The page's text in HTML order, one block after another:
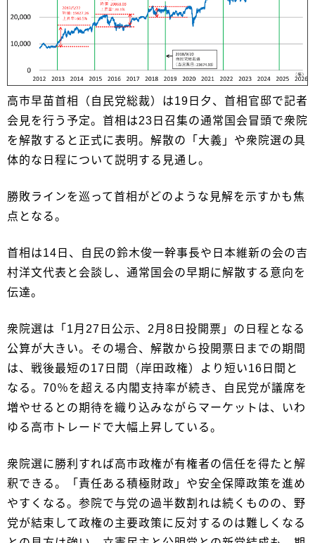
高市早苗首相（自民党総裁）は19日夕、首相官邸で記者
会見を行う予定。首相は23日召集の通常国会冒頭で衆院
を解散すると正式に表明。解散の「大義」や衆院選の具
体的な日程について説明する見通し。
勝敗ラインを巡って首相がどのような見解を示すかも焦
点となる。
首相は14日、自民の鈴木俊一幹事長や日本維新の会の吉
村洋文代表と会談し、通常国会の早期に解散する意向を
伝達。
衆院選は「1月27日公示、2月8日投開票」の日程となる
公算が大きい。その場合、解散から投開票日までの期間
は、戦後最短の17日間（岸田政権）より短い16日間と
なる。70％を超える内閣支持率が続き、自民党が議席を
増やせるとの期待を織り込みながらマーケットは、いわ
ゆる高市トレードで大幅上昇している。
衆院選に勝利すれば高市政権が有権者の信任を得たと解
釈できる。「責任ある積極財政」や安全保障政策を進め
やすくなる。参院で与党の過半数割れは続くものの、野
党が結束して政権の主要政策に反対するのは難しくなる